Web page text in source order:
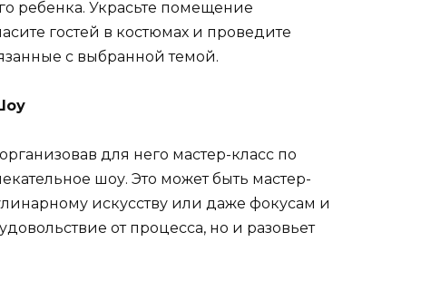
ребенка. Украсьте помещение
гостей в костюмах и проведите
с выбранной темой.
для него мастер-класс по
шоу. Это может быть мастер-
искусству или даже фокусам и
от процесса, но и разовьет